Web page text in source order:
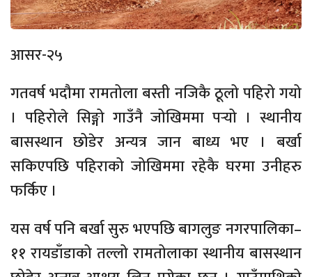
आसर-२५
गतवर्ष भदौमा रामतोला बस्ती नजिकै ठूलो पहिरो गयो
। पहिरोले सिङ्गो गाउँनै जोखिममा पर्‍यो । स्थानीय
बासस्थान छोडेर अन्यत्र जान बाध्य भए । बर्खा
सकिएपछि पहिराको जोखिममा रहेकै घरमा उनीहरु
फर्किए ।
यस वर्ष पनि बर्खा सुरु भएपछि बागलुङ नगरपालिका–
११ रायडाँडाको तल्लो रामतोलाका स्थानीय बासस्थान